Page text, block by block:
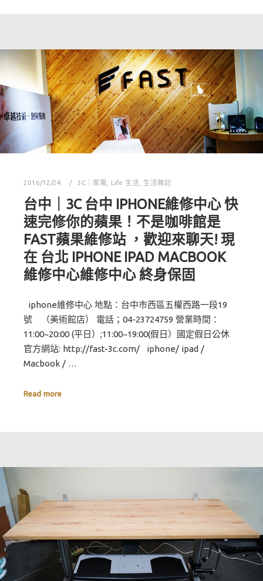
2016/12/24 3C｜家電 Life 生活 生活雜記
台中｜3C 台中 IPHONE維修中心 快
速完修你的蘋果！不是咖啡館是
FAST蘋果維修站 ，歡迎來聊天! 現
在 台北 IPHONE IPAD MACBOOK
維修中心維修中心 終身保固
iphone維修中心 地點：台中市西區五權西路一段19
號 （美術館店） 電話；04-23724759 營業時間：
11:00~20:00 (平日）;11:00~19:00(假日）國定假日公休
官方網站: http://fast-3c.com/ iphone/ ipad /
Macbook / …
Read more